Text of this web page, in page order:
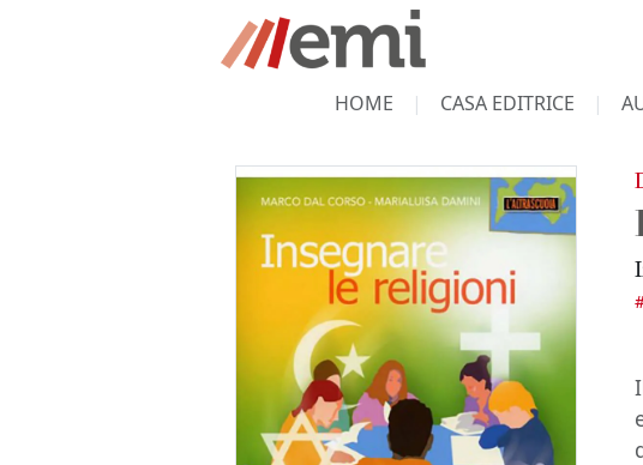
HOME CASA EDITRICE